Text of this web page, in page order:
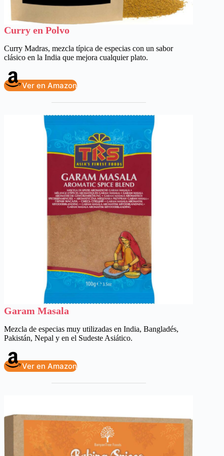
Curry en Polvo
Curry Madras, mezcla típica de especias con un sabor
clásico en la India que mejora cualquier plato.
Ver en Amazon
Garam Masala
Mezcla de especias muy utilizadas en India, Bangladés,
Pakistán, Nepal y en el Sudeste Asiático.
Ver en Amazon